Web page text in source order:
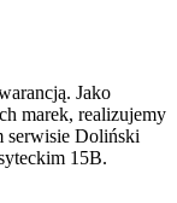
Jako
marek, realizujemy
serwisie Doliński
15B.